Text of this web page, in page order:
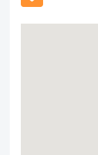
phát triển lớn